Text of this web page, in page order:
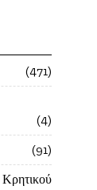
471
4
91